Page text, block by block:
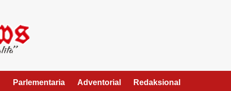
Parlementaria Adventorial Redaksional